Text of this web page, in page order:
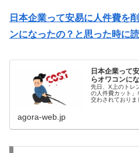
日本企業って安易に人件費を
ンになったの？と思った時に
日本企業って
らオワコンに
先日、X上のトレ
の人件費カット
交わされており
agora-web.jp